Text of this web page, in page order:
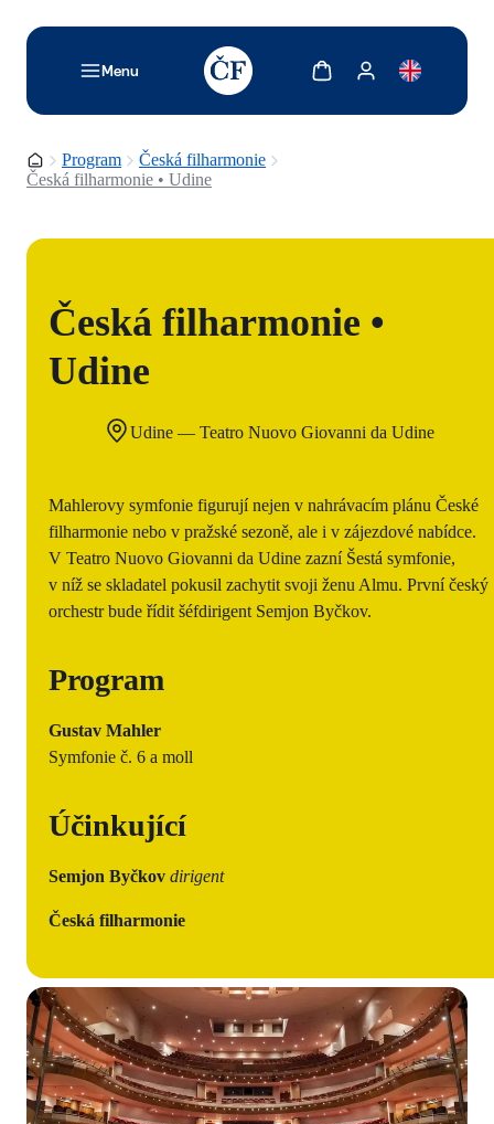
Menu
TODO: Add description for reader
Zobrazit košíkZobrazit můj účet
Domovská stránka
Program
Česká filharmonie
Česká filharmonie • Udine
Česká filharmonie •
Udine
Udine — Teatro Nuovo Giovanni da Udine
Mahlerovy symfonie figurují nejen v nahrávacím plánu České
filharmonie nebo v pražské sezoně, ale i v zájezdové nabídce.
V Teatro Nuovo Giovanni da Udine zazní Šestá symfonie,
v níž se skladatel pokusil zachytit svoji ženu Almu. První český
orchestr bude řídit šéfdirigent Semjon Byčkov.
Program
Gustav Mahler
Symfonie č. 6 a moll
Účinkující
Semjon Byčkov dirigent
Česká filharmonie